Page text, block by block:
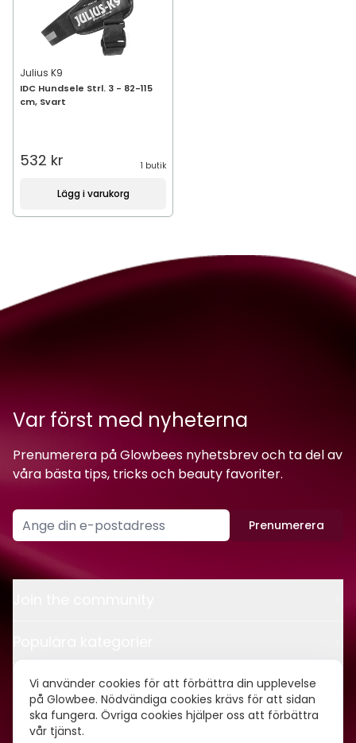
Vi använder cookies för att förbättra din upplevelse
på Glowbee. Nödvändiga cookies krävs för att sidan
ska fungera. Övriga cookies hjälper oss att förbättra
vår tjänst.
Julius K9
IDC Hundsele Strl. 3 - 82-115
cm, Svart
532 kr 1 butik
Lägg i varukorg
Var först med nyheterna
Prenumerera på Glowbees nyhetsbrev och ta del av
våra bästa tips, tricks och beauty favoriter.
Prenumerera
Kontakt
Om oss